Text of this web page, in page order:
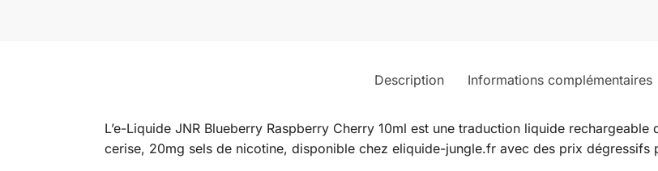
Description Informations complémentaires
L’e-Liquide JNR Blueberry Raspberry Cherry 10ml est une traduction liquide
cerise, 20mg sels de nicotine, disponible chez eliquide-jungle.fr avec des prix dégressifs